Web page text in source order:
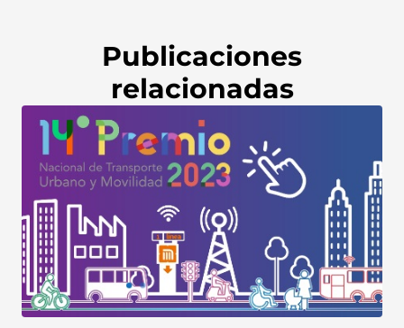
Publicaciones
relacionadas